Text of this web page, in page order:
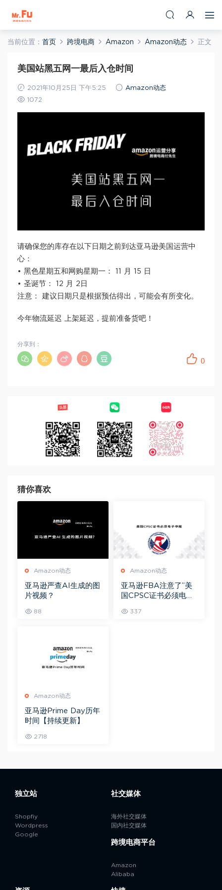
当前位置： 首页 跨境电商 Amazon Amazon动态 正文
美国站黑五网一最后入仓时间
2021年10月25日 下午5:25
Amazon动态
1072
请确保您的库存在以下日期之前到达亚马逊美国运营中
心：
• 黑色星期五和网购星期一： 11 月 15 日
• 圣诞节： 12 月 2日
注意： 建议日期只是根据预估得出，可能会有所变化。
今年物流延迟 上架延迟，提前准备货吧！
0
分享到：
猜你喜欢
Amazon动态
亚马逊严查AI生成的图
片视频？
88
Amazon动态
亚马逊FBA注意了”美
国CPSC证书必须电子
337
Amazon动态
亚马逊Prime Day历年
时间【持续更新】
2718
独立站
Shopfiy
Wordpress
Google
社交媒体
海外社交媒体
国内社交媒体
跨境电商平台
Amazon
Alibaba